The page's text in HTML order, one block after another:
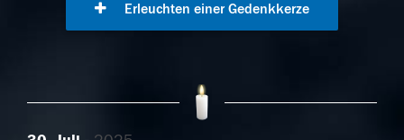
Erleuchten einer Gedenkkerze